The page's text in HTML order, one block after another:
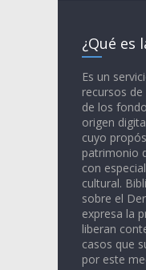
¿Qué es
Es un
recursos
de los
origen
cuyo
patrimonio
con
cultural.
sobre el
expresa la
liberan
casos que
por este